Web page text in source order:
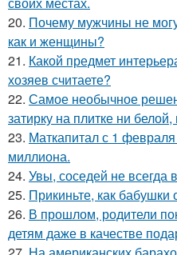
20. Почему мужчины не
как и женщины?
21. Какой предмет
хозяев считаете?
22. Самое необычное
затирку на плитке ни
23. Маткапитал с 1
миллиона.
24. Увы, соседей не всегда
25. Прикиньте, как бабушки
26. В прошлом, родители
детям даже в качестве